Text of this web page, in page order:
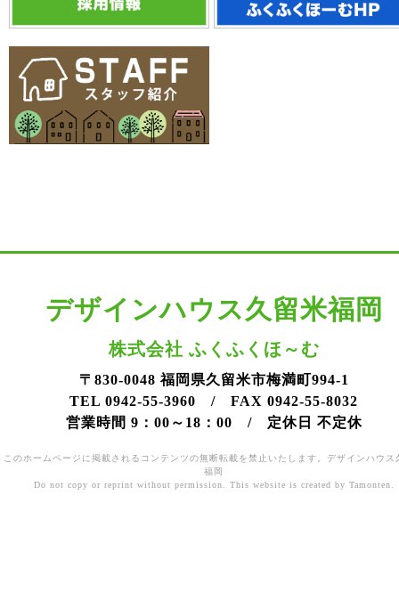
デザインハウス久留米福岡
株式会社 ふくふくほ～む
〒830-0048 福岡県久留米市梅満町994-1
TEL 0942-55-3960 / FAX 0942-55-8032
営業時間 9：00～18：00 / 定休日 不定休
このホームページに掲載されるコンテンツの無断転載を禁止いたします。デザインハウス
福岡
Do not copy or reprint without permission. This website is created by Tamonten.